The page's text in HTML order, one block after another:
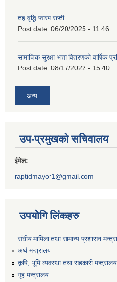
तह वृद्धि फारम राप्ती
Post date: 06/20/2025 - 11:46
सामाजिक सुरक्षा भत्ता वितरणको वार्षिक
Post date: 08/17/2022 - 15:40
अन्य
उप-प्रमुखको सचिवालय
ईमेल:
raptidmayor1@gmail.com
उपयोगि लिंकहरु
संघीय मामिला तथा सामान्य प्रशासन
अर्थ मन्त्रालय
कृषि, भूमि व्यवस्था तथा सहकारी मन्त्रालय
गृह मन्त्रालय